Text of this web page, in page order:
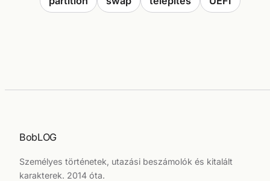
BobLOG
Személyes történetek, utazási beszámolók és kitalált
karakterek. 2014 óta.